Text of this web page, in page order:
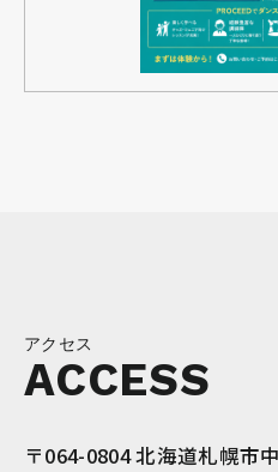
アクセス
ACCESS
〒064-0804 北海道札幌市